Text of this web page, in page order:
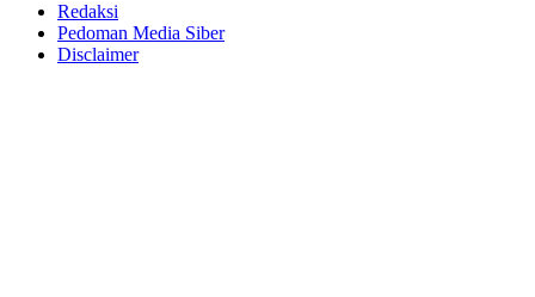
Redaksi
Pedoman Media Siber
Disclaimer